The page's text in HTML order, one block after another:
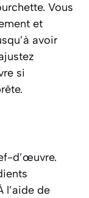
Vous
et
avoir
si
d’œuvre.
l’aide de